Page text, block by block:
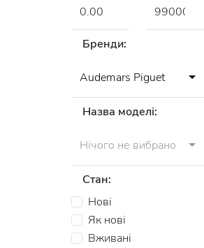
Бренди:
Audemars Piguet
Назва моделі:
Нічого не вибрано
Стан:
Нові
Як нові
Вживані